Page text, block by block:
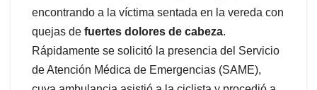
encontrando a la víctima sentada en la vereda con
quejas de fuertes dolores de cabeza.
Rápidamente se solicitó la presencia del Servicio
de Atención Médica de Emergencias (SAME),